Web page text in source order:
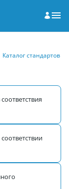
Каталог стандартов